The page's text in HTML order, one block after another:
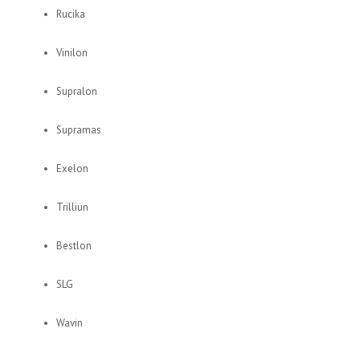
Rucika
Vinilon
Supralon
Supramas
Exelon
Trilliun
Bestlon
SLG
Wavin